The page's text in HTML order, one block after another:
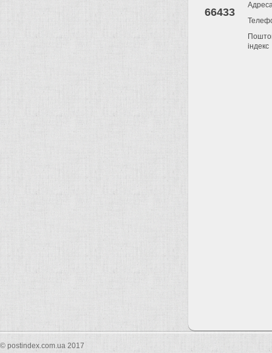
66433
індекс
© postindex.com.ua 2017